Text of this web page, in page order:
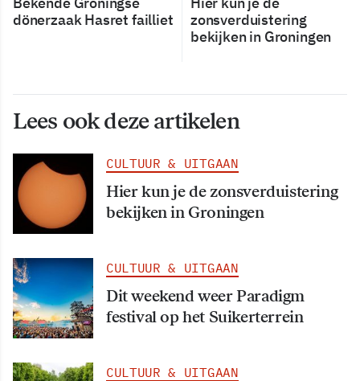
dönerzaak Hasret failliet
zonsverduistering
bekijken in Groningen
Lees ook deze artikelen
CULTUUR & UITGAAN
Hier kun je de zonsverduistering
bekijken in Groningen
CULTUUR & UITGAAN
Dit weekend weer Paradigm
festival op het Suikerterrein
CULTUUR & UITGAAN